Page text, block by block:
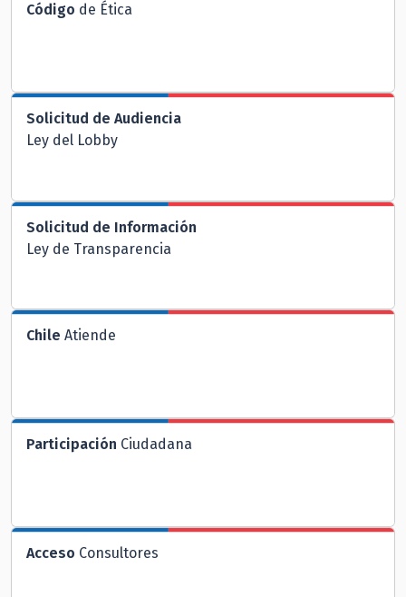
Código de Ética
Solicitud de Audiencia
Ley del Lobby
Solicitud de Información
Ley de Transparencia
Chile Atiende
Participación Ciudadana
Acceso Consultores